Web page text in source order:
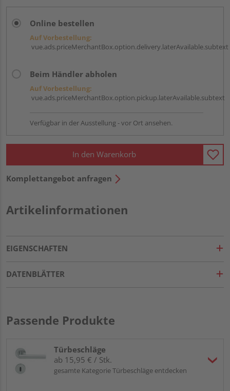
Online bestellen
Auf Vorbestellung:
vue.ads.priceMerchantBox.option.delivery.laterAvailable.subtext
Beim Händler abholen
Auf Vorbestellung:
vue.ads.priceMerchantBox.option.pickup.laterAvailable.subtext
Verfügbar in der Ausstellung - vor Ort ansehen.
In den Warenkorb
Komplettangebot anfragen
Artikelinformationen
EIGENSCHAFTEN
DATENBLÄTTER
Passende Produkte
Türbeschläge
ab 15,95 € / Stk.
gesamte Kategorie Türbeschläge entdecken